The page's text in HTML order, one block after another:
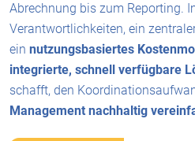
Abrechnung bis zum Reporting.
Verantwortlichkeiten, ein
ein nutzungsbasiertes
integrierte, schnell verfügbare
schafft, den
Management nachhaltig